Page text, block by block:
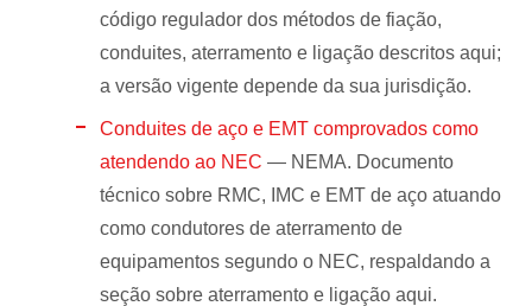
código regulador dos métodos de fiação,
conduites, aterramento e ligação descritos aqui;
a versão vigente depende da sua jurisdição.
Conduites de aço e EMT comprovados como
atendendo ao NEC — NEMA. Documento
técnico sobre RMC, IMC e EMT de aço atuando
como condutores de aterramento de
equipamentos segundo o NEC, respaldando a
seção sobre aterramento e ligação aqui.